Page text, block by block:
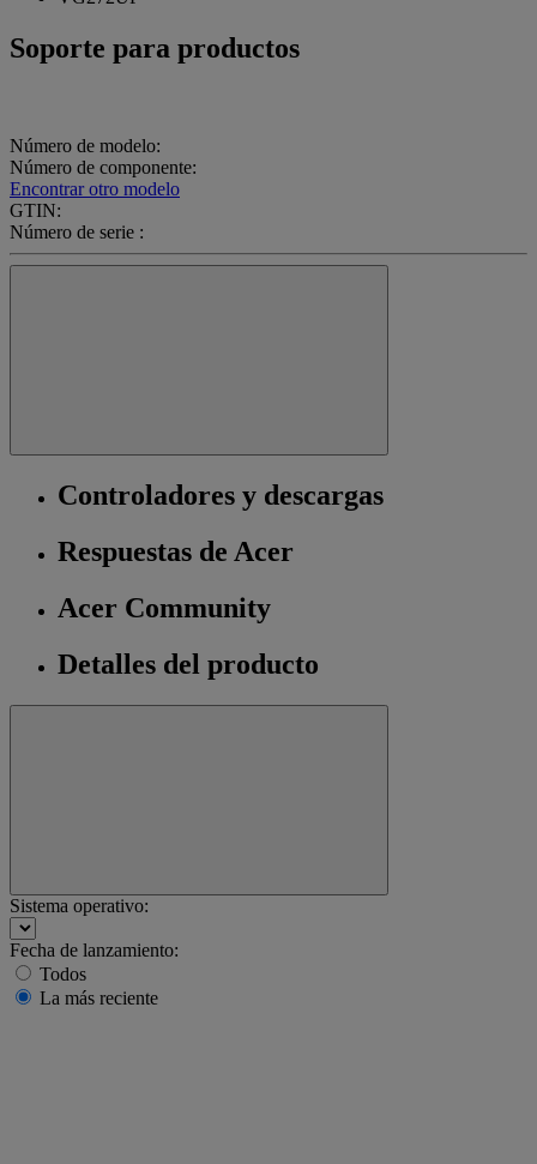
Soporte para productos
Número de modelo:
Número de componente:
Encontrar otro modelo
GTIN:
Número de serie :
Controladores y descargas
Respuestas de Acer
Acer Community
Detalles del producto
Sistema operativo:
Fecha de lanzamiento:
Todos
La más reciente